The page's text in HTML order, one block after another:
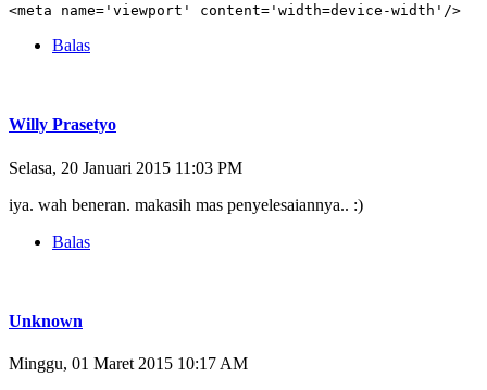
<meta name='viewport' content='width=device-width'/>
Balas
Willy Prasetyo
Selasa, 20 Januari 2015 11:03 PM
iya. wah beneran. makasih mas penyelesaiannya.. :)
Balas
Unknown
Minggu, 01 Maret 2015 10:17 AM